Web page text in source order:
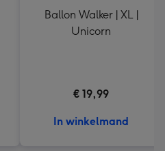
Ballon Walker | XL |
Unicorn
€ 19,99
In winkelmand